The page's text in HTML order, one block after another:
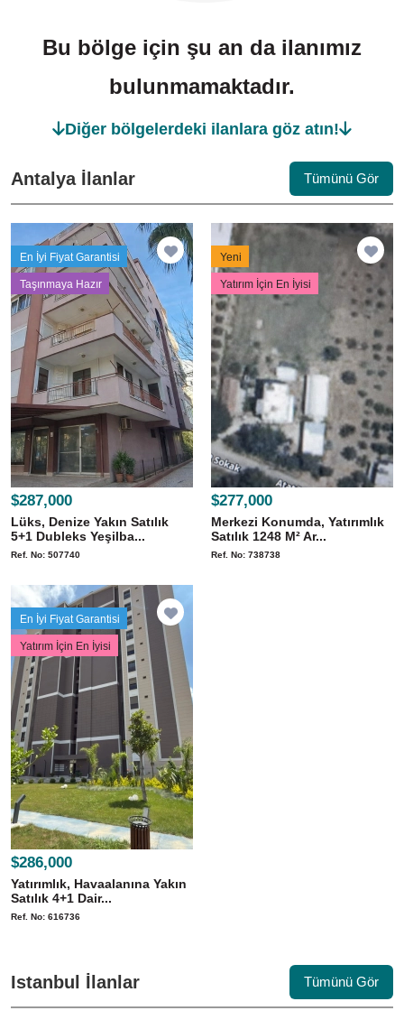
Bu bölge için şu an da ilanımız
bulunmamaktadır.
Diğer bölgelerdeki ilanlara göz atın!
Antalya İlanlar Tümünü Gör
En İyi Fiyat Garantisi
Taşınmaya Hazır
$287,000
Lüks, Denize Yakın Satılık
5+1 Dubleks Yeşilba...
Ref. No: 507740
Yeni
Yatırım İçin En İyisi
$277,000
Merkezi Konumda, Yatırımlık
Satılık 1248 M² Ar...
Ref. No: 738738
En İyi Fiyat Garantisi
Yatırım İçin En İyisi
$286,000
Yatırımlık, Havaalanına Yakın
Satılık 4+1 Dair...
Ref. No: 616736
Istanbul İlanlar Tümünü Gör